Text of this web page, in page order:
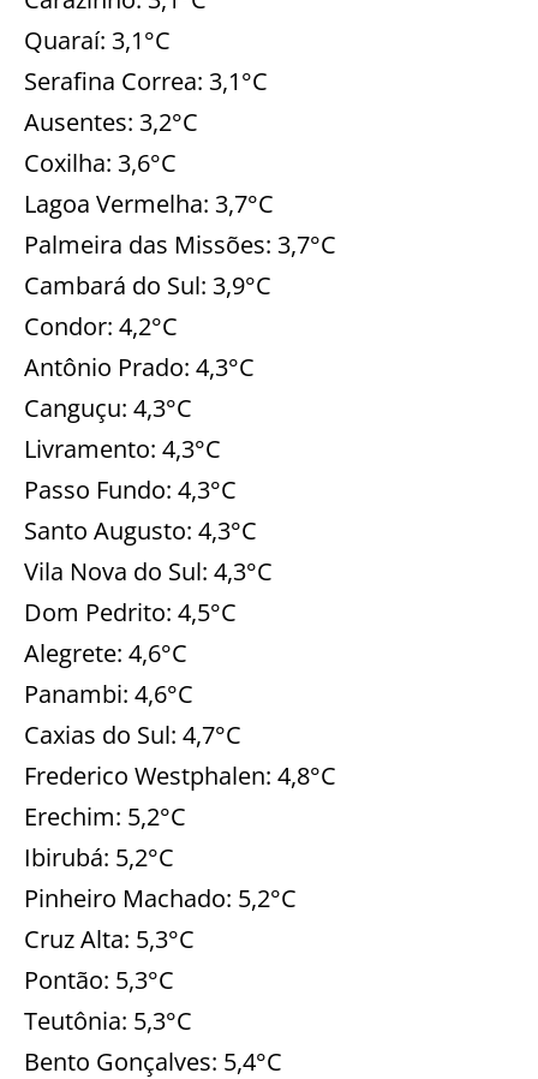
Quaraí: 3,1°C
Serafina Correa: 3,1°C
Ausentes: 3,2°C
Coxilha: 3,6°C
Lagoa Vermelha: 3,7°C
Palmeira das Missões: 3,7°C
Cambará do Sul: 3,9°C
Condor: 4,2°C
Antônio Prado: 4,3°C
Canguçu: 4,3°C
Livramento: 4,3°C
Passo Fundo: 4,3°C
Santo Augusto: 4,3°C
Vila Nova do Sul: 4,3°C
Dom Pedrito: 4,5°C
Alegrete: 4,6°C
Panambi: 4,6°C
Caxias do Sul: 4,7°C
Frederico Westphalen: 4,8°C
Erechim: 5,2°C
Ibirubá: 5,2°C
Pinheiro Machado: 5,2°C
Cruz Alta: 5,3°C
Pontão: 5,3°C
Teutônia: 5,3°C
Bento Gonçalves: 5,4°C